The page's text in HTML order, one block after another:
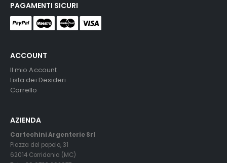
ACCOUNT
Il mio Account
Lista dei Desideri
Carrello
AZIENDA
Cartechini Argenterie Srl
Piazza del popolo, 31
62014 Corridonia (MC)
PAGAMENTI SICURI